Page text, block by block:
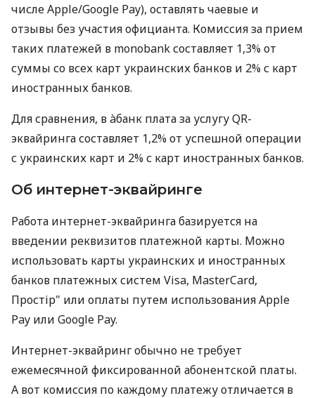
числе Apple/Google Pay), оставлять чаевые и
отзывы без участия официанта. Комиссия за прием
таких платежей в monobank составляет 1,3% от
суммы со всех карт украинских банков и 2% с карт
иностранных банков.
Для сравнения, в àбанк плата за услугу QR-
эквайринга составляет 1,2% от успешной операции
с украинских карт и 2% с карт иностранных банков.
Об интернет-эквайринге
Работа интернет-эквайринга базируется на
введении реквизитов платежной карты. Можно
использовать карты украинских и иностранных
банков платежных систем Visa, MasterCard,
Простір" или оплаты путем использования Apple
Pay или Google Pay.
Интернет-эквайринг обычно не требует
ежемесячной фиксированной абонентской платы.
А вот комиссия по каждому платежу отличается в